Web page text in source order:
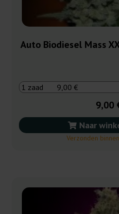
Auto Biodiesel Mass
9,00
Naar
Verzonden